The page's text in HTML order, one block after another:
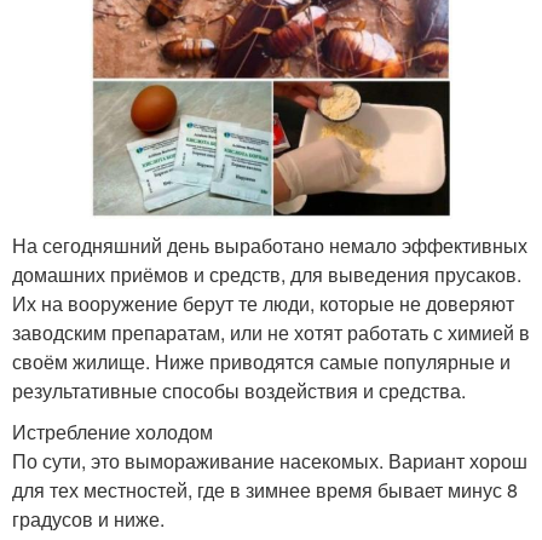
На сегодняшний день выработано немало эффективных
домашних приёмов и средств, для выведения прусаков.
Их на вооружение берут те люди, которые не доверяют
заводским препаратам, или не хотят работать с химией в
своём жилище. Ниже приводятся самые популярные и
результативные способы воздействия и средства.
Истребление холодом
По сути, это вымораживание насекомых. Вариант хорош
для тех местностей, где в зимнее время бывает минус 8
градусов и ниже.